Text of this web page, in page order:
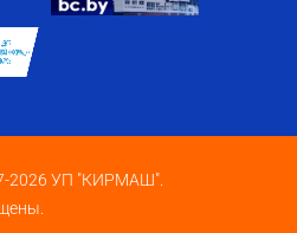
2026 УП "КИРМАШ".